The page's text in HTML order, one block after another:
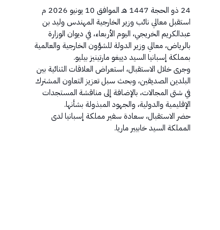
24 ذو الحجة 1447 هـ الموافق 10 يونيو 2026 م
استقبل معالي نائب وزير الخارجية المهندس وليد بن
عبدالكريم الخريجي، اليوم الأربعاء، في ديوان الوزارة
بالرياض، معالي وزير الدولة للشؤون الخارجية والعالمية
بمملكة إسبانيا السيد دييغو مارتينيز بيليو.
وجرى خلال الاستقبال، استعراض العلاقات الثنائية بين
البلدين الصديقين، وبحث سبل تعزيز التعاون المشترك
في شتى المجالات، بالإضافة إلى مناقشة المستجدات
الإقليمية والدولية، والجهود المبذولة بشأنها.
حضر الاستقبال، سعادة سفير مملكة إسبانيا لدى
المملكة السيد خابيير ماريا.​